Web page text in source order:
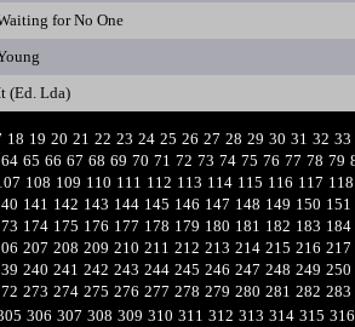
for No One
(Ed. Lda)
18 19 20 21 22 23 24 25 26 27 28 29 30 31 32 33
64 65 66 67 68 69 70 71 72 73 74 75 76 77 78 79
108 109 110 111 112 113 114 115 116 117 118
141 142 143 144 145 146 147 148 149 150 151
174 175 176 177 178 179 180 181 182 183 184
207 208 209 210 211 212 213 214 215 216 217
240 241 242 243 244 245 246 247 248 249 250
273 274 275 276 277 278 279 280 281 282 283
306 307 308 309 310 311 312 313 314 315 316